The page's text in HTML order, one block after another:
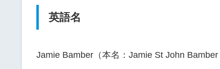
英語名
Jamie Bamber（本名：Jamie St John Bamber